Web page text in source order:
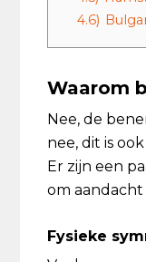
4.6)
Waarom
Nee, de
nee, dit is
Er zijn een
om
Fysieke